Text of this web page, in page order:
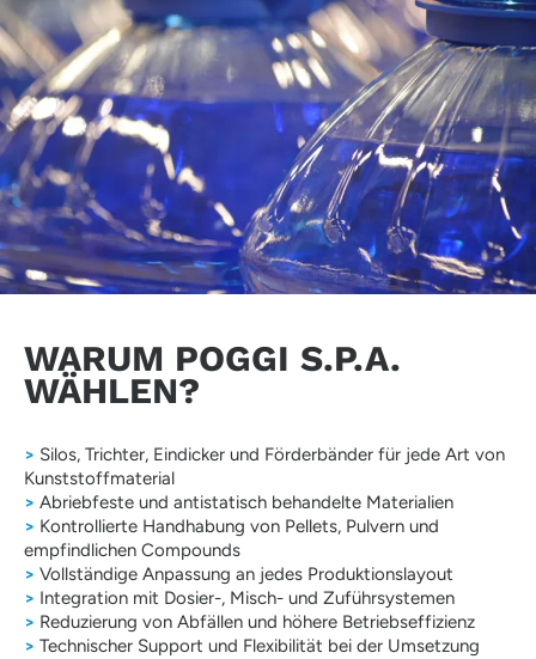
WARUM POGGI S.P.A.
WÄHLEN?
> Silos, Trichter, Eindicker und Förderbänder für jede Art von
Kunststoffmaterial
> Abriebfeste und antistatisch behandelte Materialien
> Kontrollierte Handhabung von Pellets, Pulvern und
empfindlichen Compounds
> Vollständige Anpassung an jedes Produktionslayout
> Integration mit Dosier-, Misch- und Zuführsystemen
> Reduzierung von Abfällen und höhere Betriebseffizienz
> Technischer Support und Flexibilität bei der Umsetzung